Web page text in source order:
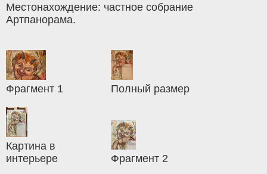
Местонахождение: частное собрание
Артпанорама.
Фрагмент 1 Полный размер
Картина в
интерьере
Фрагмент 2